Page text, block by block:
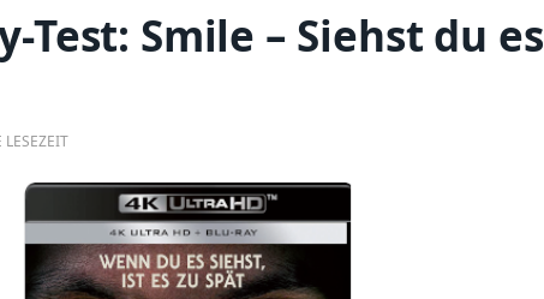
Test: Smile – Siehst du es